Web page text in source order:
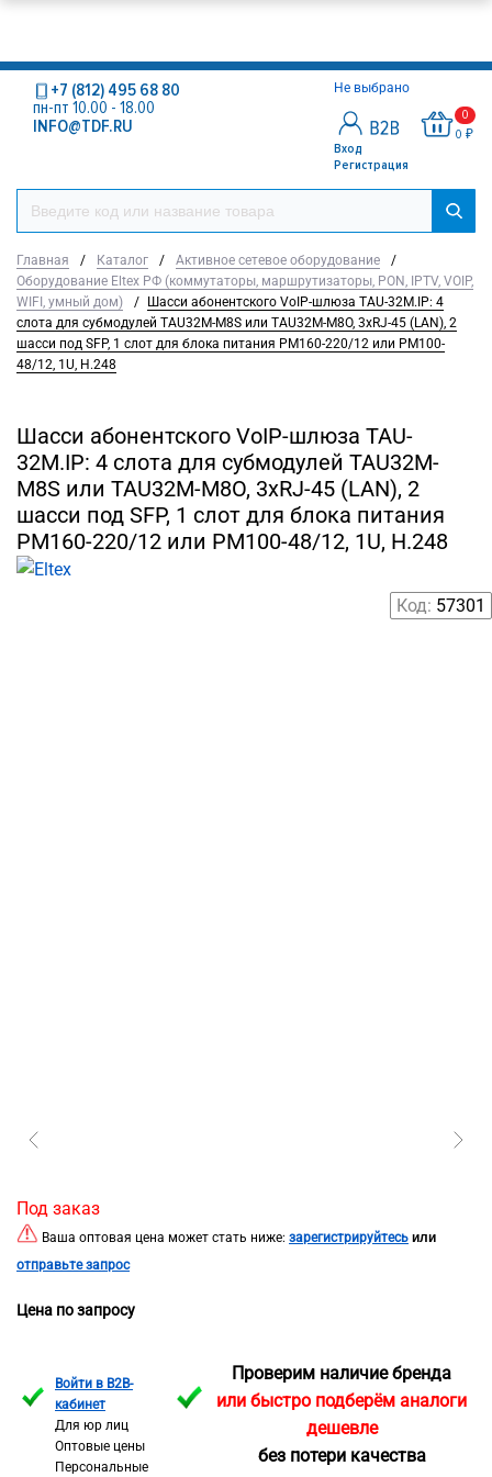
Не выбрано
Вход
Регистрация
0
0 ₽
+7 (812) 495 68 80
пн-пт 10.00 - 18.00
INFO@TDF.RU
Главная / Каталог / Активное сетевое оборудование
/
Оборудование Eltex РФ (коммутаторы, маршрутизаторы, PON, IPTV, VOIP,
WIFI, умный дом)
/
Шасси абонентского VoIP-шлюза TAU-32M.IP: 4
слота для субмодулей TAU32M-M8S или TAU32M-M8O, 3хRJ-45 (LAN), 2
шасси под SFP, 1 слот для блока питания PM160-220/12 или PM100-
48/12, 1U, H.248
Шасси абонентского VoIP-шлюза TAU-
32M.IP: 4 слота для субмодулей TAU32M-
M8S или TAU32M-M8O, 3хRJ-45 (LAN), 2
шасси под SFP, 1 слот для блока питания
PM160-220/12 или PM100-48/12, 1U, H.248
Код: 57301
Под заказ
Ваша оптовая цена может стать ниже: зарегистрируйтесь или
отправьте запрос
Цена по запросу
Войти в B2B-
кабинет
Для юр лиц
Оптовые цены
Персональные
Проверим наличие бренда
или быстро подберём аналоги
дешевле
без потери качества